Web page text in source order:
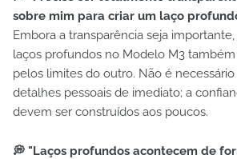
sobre mim para criar um laço
Embora a transparência seja
laços profundos no Modelo M3
pelos limites do outro. Não é
detalhes pessoais de imediato; a
devem ser construídos aos poucos.
💭 "Laços profundos acontecem de